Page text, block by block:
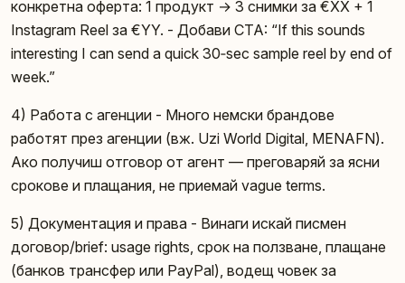
конкретна оферта: 1 продукт → 3 снимки за €XX + 1
Instagram Reel за €YY. - Добави CTA: “If this sounds
interesting I can send a quick 30‑sec sample reel by end of
week.”
4) Работа с агенции - Много немски брандове
работят през агенции (вж. Uzi World Digital, MENAFN).
Ако получиш отговор от агент — преговаряй за ясни
срокове и плащания, не приемай vague terms.
5) Документация и права - Винаги искай писмен
договор/brief: usage rights, срок на ползване, плащане
(банков трансфер или PayPal), водещ човек за